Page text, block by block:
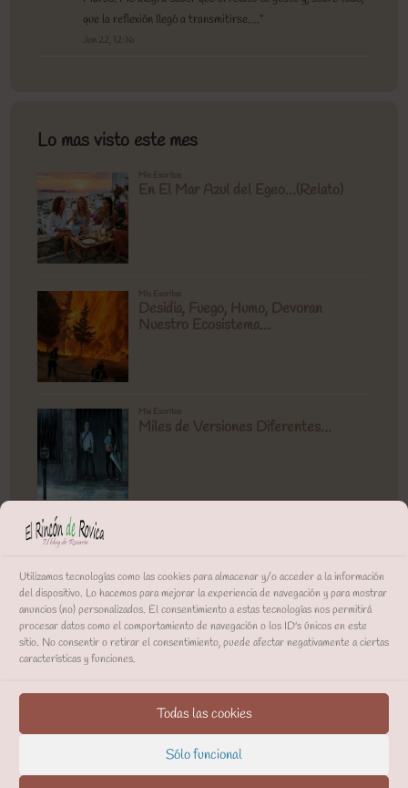
Utilizamos tecnologías como las cookies para almacenar y/o acceder a la información
del dispositivo. Lo hacemos para mejorar la experiencia de navegación y para mostrar
anuncios (no) personalizados. El consentimiento a estas tecnologías nos permitirá
procesar datos como el comportamiento de navegación o los ID's únicos en este
sitio. No consentir o retirar el consentimiento, puede afectar negativamente a ciertas
características y funciones.
Todas las cookies
Sólo funcional
que la reflexión llegó a transmitirse.…”
Jun 22, 12:16
Lo mas visto este mes